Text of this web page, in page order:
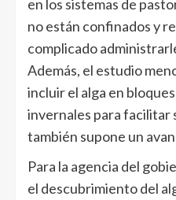
en los sistemas de
no están confinados y
complicado
Además, el estudio
incluir el alga en
invernales para facilitar
también supone un
Para la agencia del
el descubrimiento del